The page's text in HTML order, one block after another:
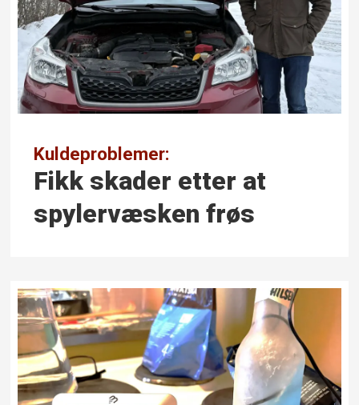
Kuldeproblemer:
Fikk skader etter at
spyler­væsken frøs